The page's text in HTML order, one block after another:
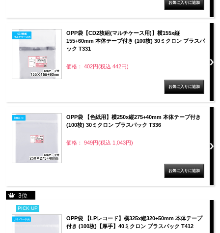
OPP袋【CD2枚組(マルチケース用)】横155x縦
155+60mm 本体テープ付き (100枚) 30ミクロン プラスパ
ック T331
価格： 402円(税込 442円)
OPP袋 【色紙用】横250x縦275+40mm 本体テープ付き
(100枚) 30ミクロン プラスパック T336
価格： 949円(税込 1,043円)
3位
PICK UP
OPP袋 【LPレコード】横325x縦320+50mm 本体テープ
付き (100枚)【厚手】40ミクロン プラスパック T412